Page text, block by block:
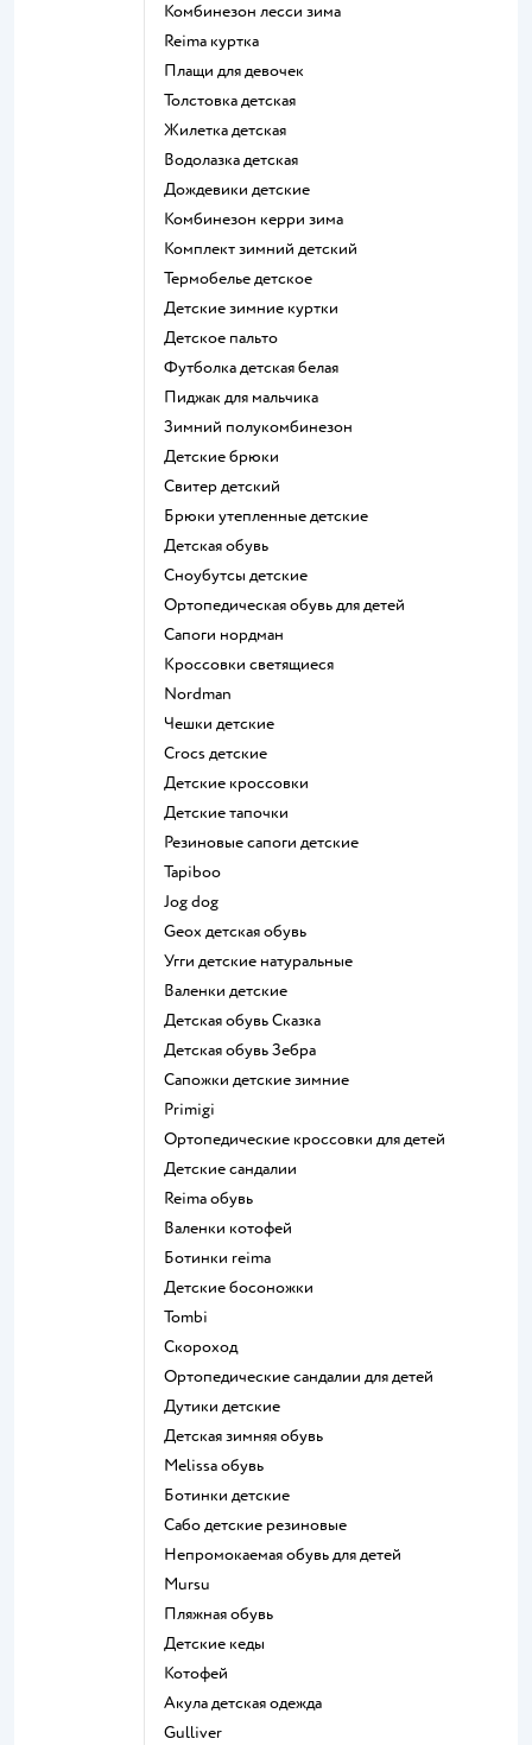
Комбинезон лесси зима
Reima куртка
Плащи для девочек
Толстовка детская
Жилетка детская
Водолазка детская
Дождевики детские
Комбинезон керри зима
Комплект зимний детский
Термобелье детское
Детские зимние куртки
Детское пальто
Футболка детская белая
Пиджак для мальчика
Зимний полукомбинезон
Детские брюки
Свитер детский
Брюки утепленные детские
Детская обувь
Сноубутсы детские
Ортопедическая обувь для детей
Сапоги нордман
Кроссовки светящиеся
Nordman
Чешки детские
Crocs детские
Детские кроссовки
Детские тапочки
Резиновые сапоги детские
Tapiboo
Jog dog
Geox детская обувь
Угги детские натуральные
Валенки детские
Детская обувь Сказка
Детская обувь Зебра
Сапожки детские зимние
Primigi
Ортопедические кроссовки для детей
Детские сандалии
Reima обувь
Валенки котофей
Ботинки reima
Детские босоножки
Tombi
Скороход
Ортопедические сандалии для детей
Дутики детские
Детская зимняя обувь
Melissa обувь
Ботинки детские
Сабо детские резиновые
Непромокаемая обувь для детей
Mursu
Пляжная обувь
Детские кеды
Котофей
Акула детская одежда
Gulliver